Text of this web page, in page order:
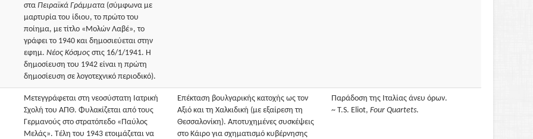
στα Πειραϊκά Γράμματα (σύμφωνα με
μαρτυρία του ίδιου, το πρώτο του
ποίημα, με τίτλο «Μολών Λαβέ», το
γράφει το 1940 και δημοσιεύεται στην
εφημ. Νέος Κόσμος στις 16/1/1941. Η
δημοσίευση του 1942 είναι η πρώτη
δημοσίευση σε λογοτεχνικό περιοδικό).
Μετεγγράφεται στη νεοσύστατη Ιατρική
Σχολή του ΑΠΘ. Φυλακίζεται από τους
Γερμανούς στο στρατόπεδο «Παύλος
Mελάς». Τέλη του 1943 ετοιμάζεται να
Eπέκταση βουλγαρικής κατοχής ως τον
Aξιό και τη Xαλκιδική (με εξαίρεση τη
Θεσσαλονίκη). Αποτυχημένες συσκέψεις
στο Κάιρο για σχηματισμό κυβέρνησης
Παράδοση της Ιταλίας άνευ όρων.
~ T.S. Eliot, Four Quartets.